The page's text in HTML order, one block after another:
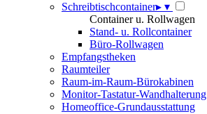
Schreibtischcontainer▸ ▾
Container u. Rollwagen
Stand- u. Rollcontainer
Büro-Rollwagen
Empfangstheken
Raumteiler
Raum-im-Raum-Bürokabinen
Monitor-Tastatur-Wandhalterung
Homeoffice-Grundausstattung